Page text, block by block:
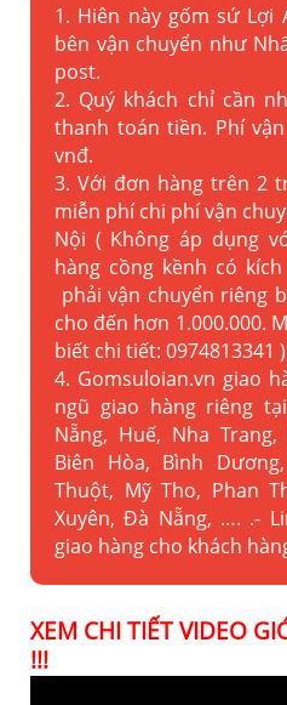
1. Hiên này gốm sứ Lợi
bên vận chuyển như
post.
2. Quý khách chỉ cần
thanh toán tiền. Phí
vnđ.
3. Với đơn hàng trên 2
miễn phí chi phí vận
Nội ( Không áp dụng
hàng cồng kềnh có
phải vận chuyển riêng
cho đến hơn 1.000.000.
biết chi tiết: 0974813341
4. Gomsuloian.vn giao
ngũ giao hàng riêng
Nẵng, Huế, Nha Trang,
Biên Hòa, Bình
Thuột, Mỹ Tho, Phan
Xuyên, Đà Nẵng, …. .-
giao hàng cho khách
XEM CHI TIẾT VIDEO
!!!